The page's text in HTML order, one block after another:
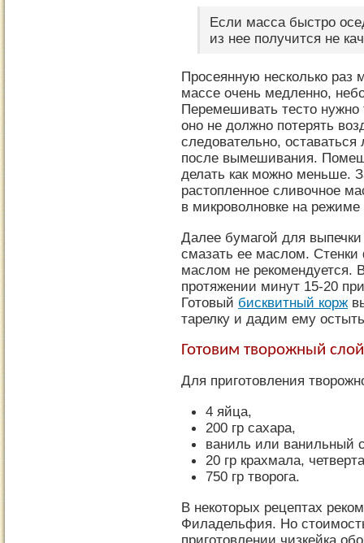
Если масса быстро
из нее получится не
Просеянную несколько раз
массе очень медленно,
Перемешивать тесто нужно
оно не должно потерять
следовательно,
после вымешивания.
делать как можно меньше.
растопленное сливочное
в микроволновке на режиме
Далее бумагой для
смазать ее маслом.
маслом не рекомендуется.
протяжении минут 15-20
Готовый бисквитный корж
тарелку и дадим ему
Готовим творожный слой
Для приготовления
4 яйца,
200 гр сахара,
ваниль или ванильный
20 гр крахмала,
750 гр творога.
В некоторых рецептах
Филадельфия. Но
приготовлении чизкейка